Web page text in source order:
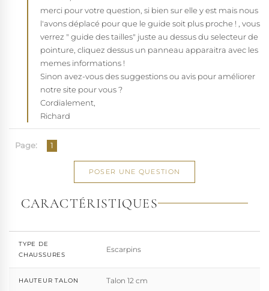
merci pour votre question, si bien sur elle y est mais nous
l'avons déplacé pour que le guide soit plus proche ! , vous
verrez " guide des tailles" juste au dessus du selecteur de
pointure, cliquez dessus un panneau apparaitra avec les
memes informations !
Sinon avez-vous des suggestions ou avis pour améliorer
notre site pour vous ?
Cordialement,
Richard
Page: 1
POSER UNE QUESTION
CARACTÉRISTIQUES
TYPE DE
CHAUSSURES
Escarpins
HAUTEUR TALON Talon 12 cm